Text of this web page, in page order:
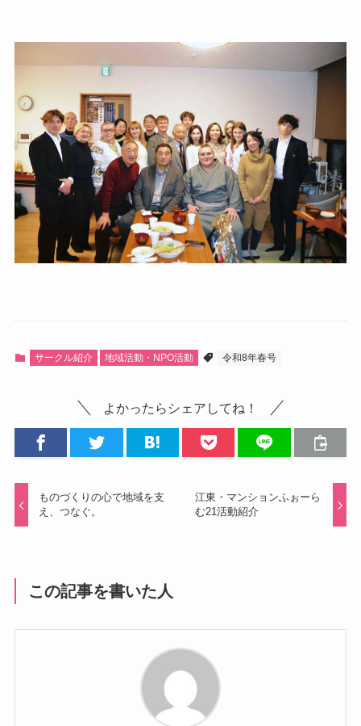
サークル紹介 地域活動・NPO活動 令和8年春号
よかったらシェアしてね！
ものづくりの心で地域を支
え、つなぐ。
江東・マンションふぉーら
む21活動紹介
この記事を書いた人